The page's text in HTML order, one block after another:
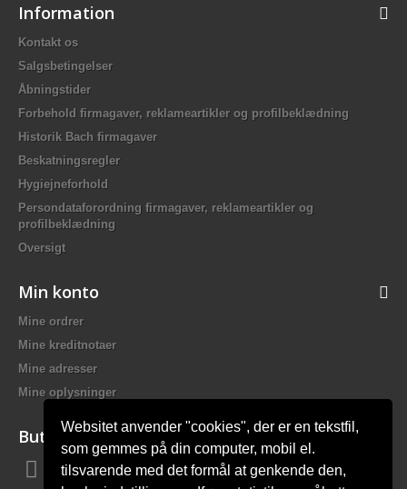
Websitet anvender "cookies", der er en tekstfil,
som gemmes på din computer, mobil el.
tilsvarende med det formål at genkende den,
Information
Kontakt os
Salgsbetingelser
Åbningstider
Forbehold firmagaver, reklameartikler og profilbeklædning
Historik Bach firmagaver
Beskatningsregler
Hygiejneforhold
Persondataforordning firmagaver, reklameartikler og
profilbeklædning
Oversigt
Min konto
Mine ordrer
Mine kreditnotaer
Mine adresser
Mine oplysninger
Butiksinformation
Bach Promotion, Trafikskolevej 2 7400 Herning Danmark